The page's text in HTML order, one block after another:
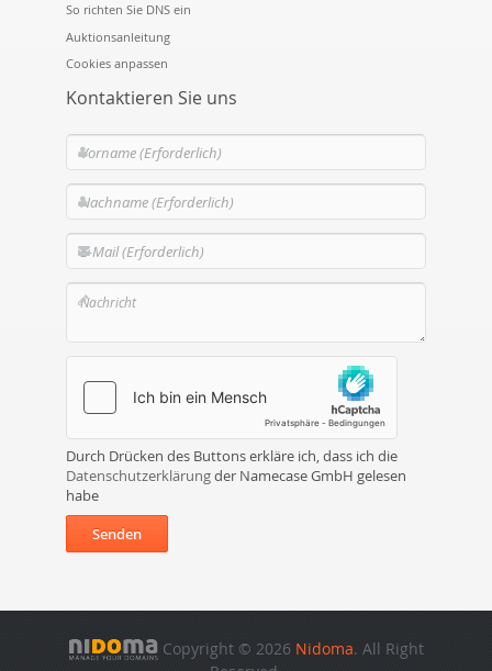
So richten Sie DNS ein
Auktionsanleitung
Cookies anpassen
Kontaktieren Sie uns
Durch Drücken des Buttons erkläre ich, dass ich die
Datenschutzerklärungder Namecase GmbH gelesen
habe
Senden
Copyright © 2026 Nidoma. All Right